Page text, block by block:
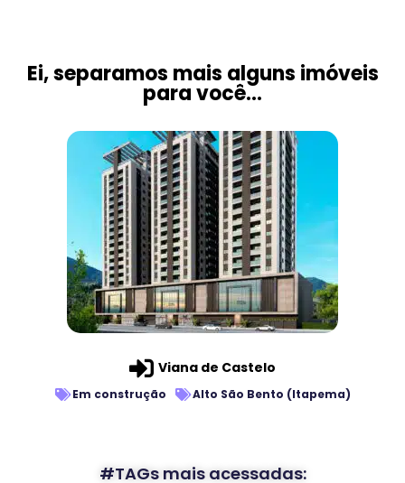
Ei, separamos mais alguns imóveis
para você...
Viana de Castelo
Em construção Alto São Bento (Itapema)
#TAGs mais acessadas: